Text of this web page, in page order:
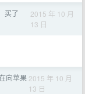
买了
2015 年 10 月
13 日
向苹果 2015 年 10 月
13 日